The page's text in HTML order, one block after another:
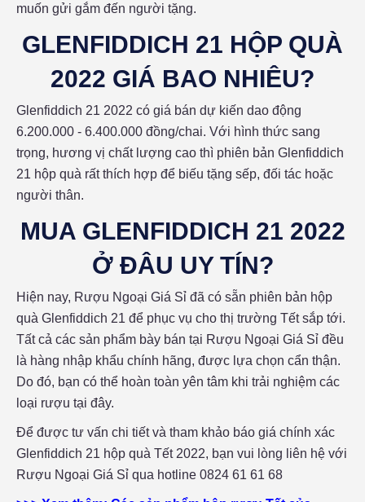
muốn gửi gắm đến người tặng.
GLENFIDDICH 21 HỘP QUÀ
2022 GIÁ BAO NHIÊU?
Glenfiddich 21 2022 có giá bán dự kiến dao động
6.200.000 - 6.400.000 đồng/chai. Với hình thức sang
trọng, hương vị chất lượng cao thì phiên bản Glenfiddich
21 hộp quà rất thích hợp để biếu tặng sếp, đối tác hoặc
người thân.
MUA GLENFIDDICH 21 2022
Ở ĐÂU UY TÍN?
Hiện nay, Rượu Ngoại Giá Sỉ đã có sẵn phiên bản hộp
quà Glenfiddich 21 để phục vụ cho thị trường Tết sắp tới.
Tất cả các sản phẩm bày bán tại Rượu Ngoại Giá Sỉ đều
là hàng nhập khẩu chính hãng, được lựa chọn cẩn thận.
Do đó, bạn có thể hoàn toàn yên tâm khi trải nghiệm các
loại rượu tại đây.
Để được tư vấn chi tiết và tham khảo báo giá chính xác
Glenfiddich 21 hộp quà Tết 2022, bạn vui lòng liên hệ với
Rượu Ngoại Giá Sỉ qua hotline 0824 61 61 68